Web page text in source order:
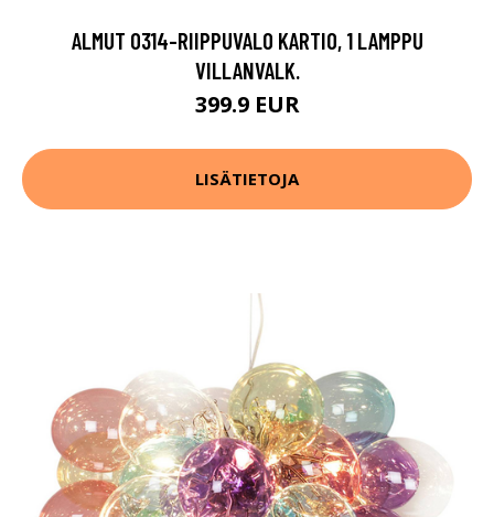
ALMUT 0314-RIIPPUVALO KARTIO, 1 LAMPPU
VILLANVALK.
399.9 EUR
LISÄTIETOJA